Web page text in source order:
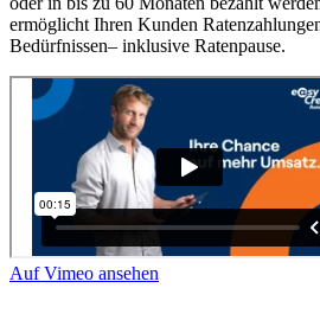
ermöglicht Ihren Kunden
Bedürfnissen– inklusive Ratenpause.
Auf Vimeo ansehen